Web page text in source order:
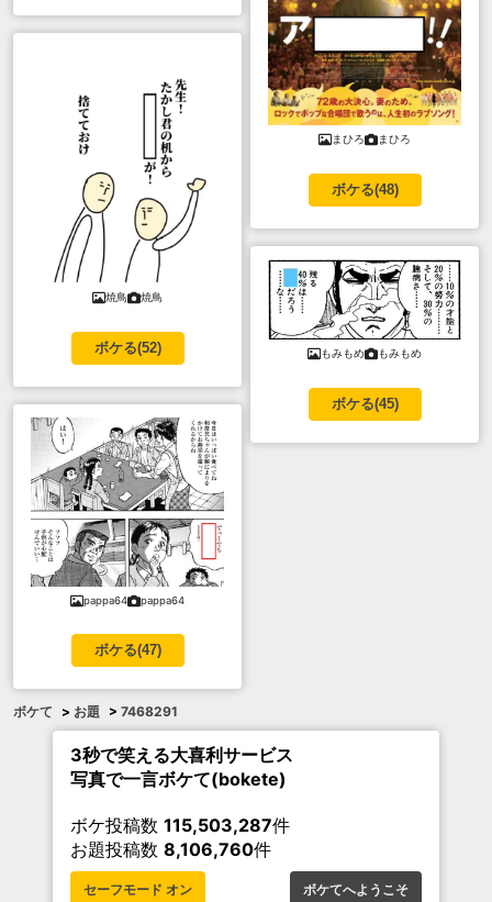
焼鳥 焼鳥
ボケる(52)
pappa64 pappa64
ボケる(47)
まひろ まひろ
ボケる(48)
もみもめ もみもめ
ボケる(45)
ボケて > お題 > 7468291
3秒で笑える大喜利サービス
写真で一言ボケて(bokete)
ボケ投稿数 115,503,287件
お題投稿数 8,106,760件
セーフモード オン ボケてへようこそ